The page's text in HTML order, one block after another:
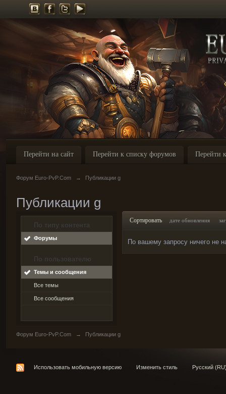
Перейти на сайт Перейти к списку форумов Перейти
Форум Euro-PvP.Com → Публикации g
Публикации g
По типу контента
Форумы
По пользователю
Темы и сообщения
Все темы
Все сообщения
Сортировать дате обновления
По вашему запросу ничего не
Форум Euro-PvP.Com → Публикации g
Использовать мобильную версию Изменить стиль Русский